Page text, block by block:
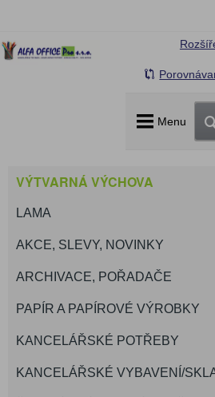
Menu
VÝTVARNÁ VÝCHOVA
LAMA
AKCE, SLEVY, NOVINKY
ARCHIVACE, POŘADAČE
PAPÍR A PAPÍROVÉ VÝROBKY
KANCELÁŘSKÉ POTŘEBY
KANCELÁŘSKÉ VYBAVENÍ/